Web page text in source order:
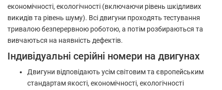
економічності, екологічності (включаючи рівень шкідливих
викидів та рівень шуму). Всі двигуни проходять тестування
тривалою безперервною роботою, а потім розбираються та
вивчаються на наявність дефектів.
Індивідуальні серійні номери на двигунах
Двигуни відповідають усім світовим та європейським
стандартам якості, економічності, екологічності